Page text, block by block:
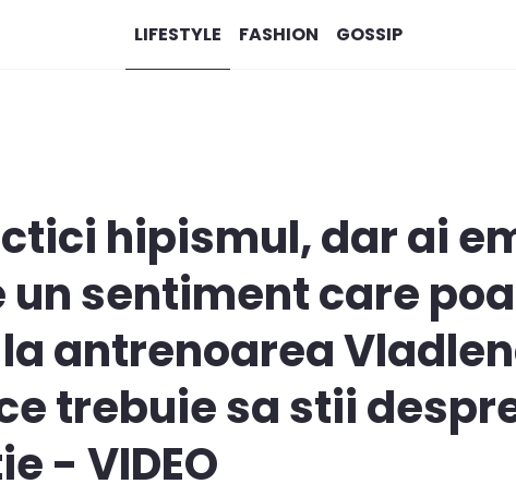
LIFESTYLE FASHION GOSSIP
hipismul, dar ai
un sentiment care
antrenoarea
trebuie sa stii
- VIDEO